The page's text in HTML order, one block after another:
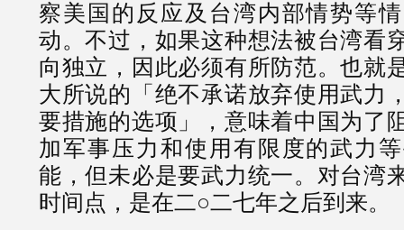
察美国的反应及台湾内部情势等
动。不过，如果这种想法被台湾看
向独立，因此必须有所防范。也就
大所说的「绝不承诺放弃使用武力
要措施的选项」，意味着中国为了
加军事压力和使用有限度的武力
能，但未必是要武力统一。对台湾
时间点，是在二○二七年之后到来。